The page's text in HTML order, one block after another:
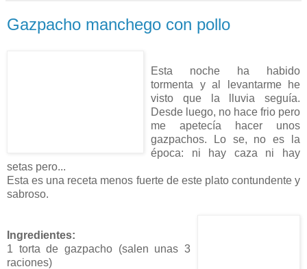
Gazpacho manchego con pollo
Esta noche ha habido
tormenta y al levantarme he
visto que la lluvia seguía.
Desde luego, no hace frio pero
me apetecía hacer unos
gazpachos. Lo se, no es la
época: ni hay caza ni hay
setas pero...
Esta es una receta menos fuerte de este plato contundente y
sabroso.
Ingredientes:
1 torta de gazpacho (salen unas 3
raciones)